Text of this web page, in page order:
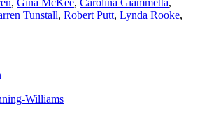
Tunstall, Robert Putt, Lynda Rooke,
Williams